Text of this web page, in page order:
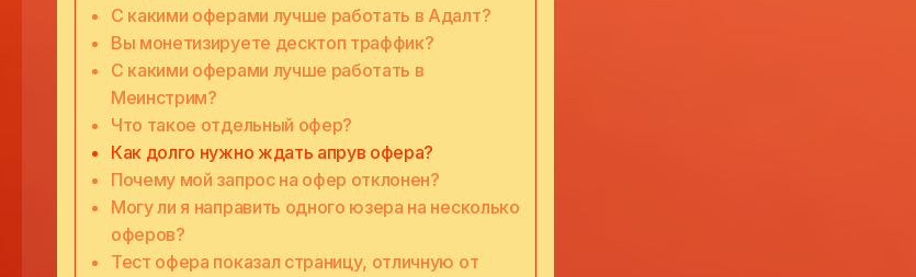
С какими оферами лучше работать в Адалт?
Вы монетизируете десктоп траффик?
С какими оферами лучше работать в
Меинстрим?
Что такое отдельный офер?
Как долго нужно ждать апрув офера?
Почему мой запрос на офер отклонен?
Могу ли я направить одного юзера на несколько
оферов?
Тест офера показал страницу, отличную от